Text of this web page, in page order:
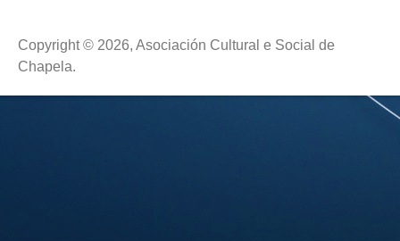
Copyright © 2026, Asociación Cultural e Social de
Chapela.